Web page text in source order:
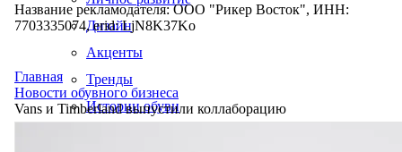
Дизайн
Акценты
Тренды
Истории обуви
Название рекламодателя: ООО "Рикер Восток", ИНН:
7703335074, erid: LjN8K37Ko
Главная
Новости обувного бизнеса
Vans и Timberland выпустили коллаборацию